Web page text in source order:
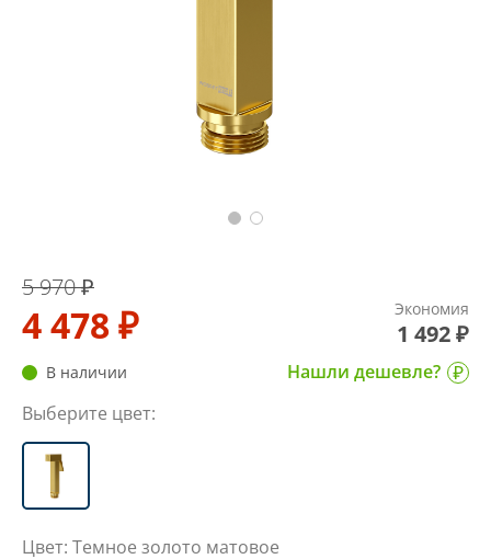
5 970 ₽
4 478 ₽ Экономия
1 492 ₽
В наличии
Нашли дешевле?
Выберите цвет:
Цвет: Темное золото матовое